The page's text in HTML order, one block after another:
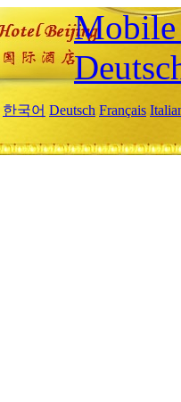
Mobile
한국어 Deutsch Français